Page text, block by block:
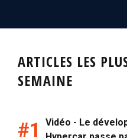
ARTICLES LES
SEMAINE
Vidéo - Le